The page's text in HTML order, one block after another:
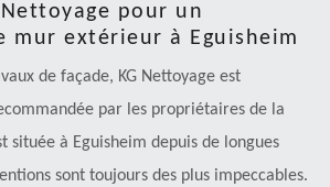
pour un
mur extérieur à Eguisheim
de façade, KG Nettoyage est
par les propriétaires de la
située à Eguisheim depuis de longues
sont toujours des plus impeccables.